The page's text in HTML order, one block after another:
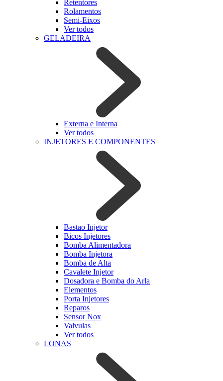
Retentores
Rolamentos
Semi-Eixos
Ver todos
GELADEIRA
Externa e Interna
Ver todos
INJETORES E COMPONENTES
Bastao Injetor
Bicos Injetores
Bomba Alimentadora
Bomba Injetora
Bomba de Alta
Cavalete Injetor
Dosadora e Bomba do Arla
Elementos
Porta Injetores
Reparos
Sensor Nox
Valvulas
Ver todos
LONAS